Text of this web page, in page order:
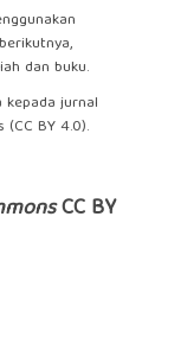
dan buku.
jurnal
BY 4.0).
CC BY